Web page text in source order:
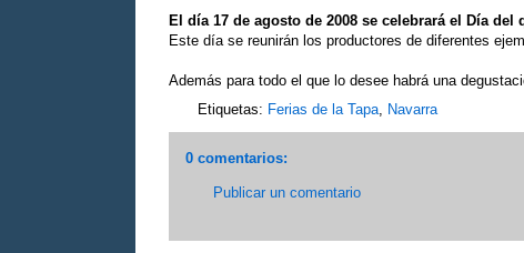
El día 17 de agosto de 2008 se celebrará el Día del
Este día se reunirán los productores de diferentes
Además para todo el que lo desee habrá una
Etiquetas: Ferias de la Tapa Navarra
0 comentarios:
Publicar un comentario